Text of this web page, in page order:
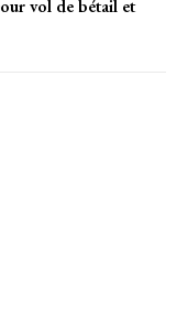
vol de bétail et